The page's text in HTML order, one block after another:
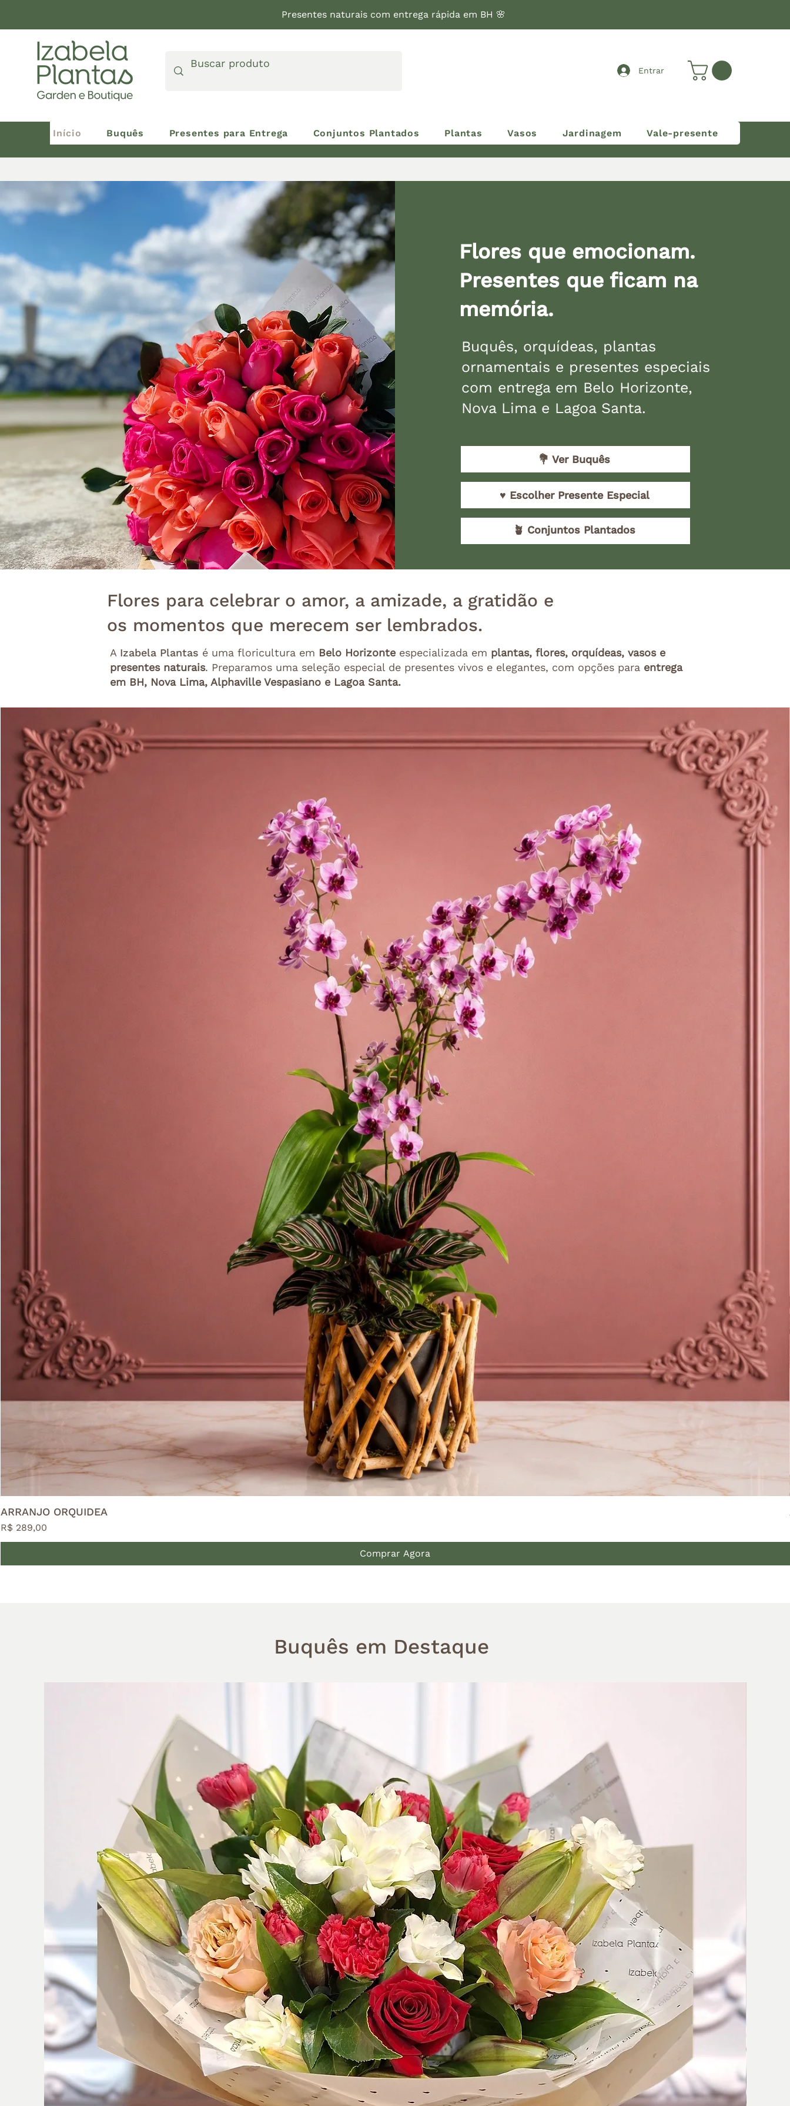
Presentes naturais com entrega rápida em BH 🌸
Entrar
Início Buquês Presentes para Entrega Conjuntos Plantados Plantas Vasos Jardinagem Vale-presente
Flores que emocionam.
Presentes que ficam na
memória.
Buquês, orquídeas, plantas
ornamentais e presentes especiais
com entrega em Belo Horizonte,
Nova Lima e Lagoa Santa.
💐 Ver Buquês
♥️ Escolher Presente Especial
🪴 Conjuntos Plantados
Flores para celebrar o amor, a amizade, a gratidão e
os momentos que merecem ser lembrados.
A Izabela Plantas é uma floricultura em Belo Horizonte especializada em plantas, flores, orquídeas, vasos e
presentes naturais. Preparamos uma seleção especial de presentes vivos e elegantes, com opções para entrega
em BH, Nova Lima, Alphaville Vespasiano e Lagoa Santa.
ARRANJO ORQUIDEA
Preço
R$ 289,00
Comprar Agora
Buquês em Destaque